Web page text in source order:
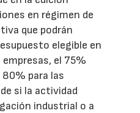
en régimen de
que podrán
elegible en
el 75%
80% para las
si la actividad
industrial o a